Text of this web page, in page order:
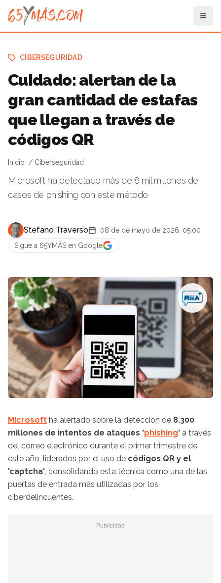
CIBERSEGURIDAD
Cuidado: alertan de la
gran cantidad de estafas
que llegan a través de
códigos QR
Inicio Ciberseguridad
Microsoft ha detectado más de 8 mil millones de
casos de phishing con este método
Stefano Traverso
08 de de mayo de 2026, 05:00
Sigue a 65YMÁS en Google
Microsoft ha alertado sobre la detección de 8.300
millones de intentos de ataques 'phishing' a través
del correo electrónico durante el primer trimestre de
este año, liderados por el uso de códigos QR y el
'captcha', consolidando esta técnica como una de las
puertas de entrada más utilizadas por los
ciberdelincuentes.